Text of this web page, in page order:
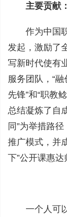
主要贡献：
作为中国
发起，激励了
写新时代使有
服务团队，“
先锋”和“职教
总结凝炼了自
同”为举措路
推广模式，并
下”公开课惠达
一个人可